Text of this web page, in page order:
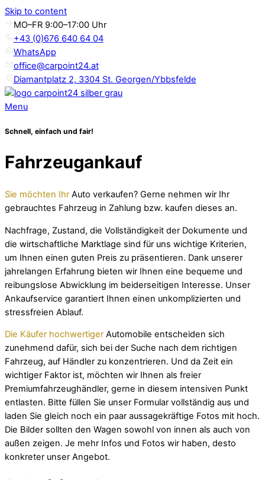
Skip to content
MO–FR 9:00–17:00 Uhr
+43 (0)676 640 64 04
WhatsApp
office@carpoint24.at
Diamantplatz 2, 3304 St. Georgen/Ybbsfelde
Menu
Schnell, einfach und fair!
Fahrzeugankauf
Sie möchten Ihr Auto verkaufen? Gerne nehmen wir Ihr
gebrauchtes Fahrzeug in Zahlung bzw. kaufen dieses an.
Nachfrage, Zustand, die Vollständigkeit der Dokumente und
die wirtschaftliche Marktlage sind für uns wichtige Kriterien,
um Ihnen einen guten Preis zu präsentieren. Dank unserer
jahrelangen Erfahrung bieten wir Ihnen eine bequeme und
reibungslose Abwicklung im beiderseitigen Interesse. Unser
Ankaufservice garantiert Ihnen einen unkomplizierten und
stressfreien Ablauf.
Die Käufer hochwertiger Automobile entscheiden sich
zunehmend dafür, sich bei der Suche nach dem richtigen
Fahrzeug, auf Händler zu konzentrieren. Und da Zeit ein
wichtiger Faktor ist, möchten wir Ihnen als freier
Premiumfahrzeughändler, gerne in diesem intensiven Punkt
entlasten. Bitte füllen Sie unser Formular vollständig aus und
laden Sie gleich noch ein paar aussagekräftige Fotos mit hoch.
Die Bilder sollten den Wagen sowohl von innen als auch von
außen zeigen. Je mehr Infos und Fotos wir haben, desto
konkreter unser Angebot.